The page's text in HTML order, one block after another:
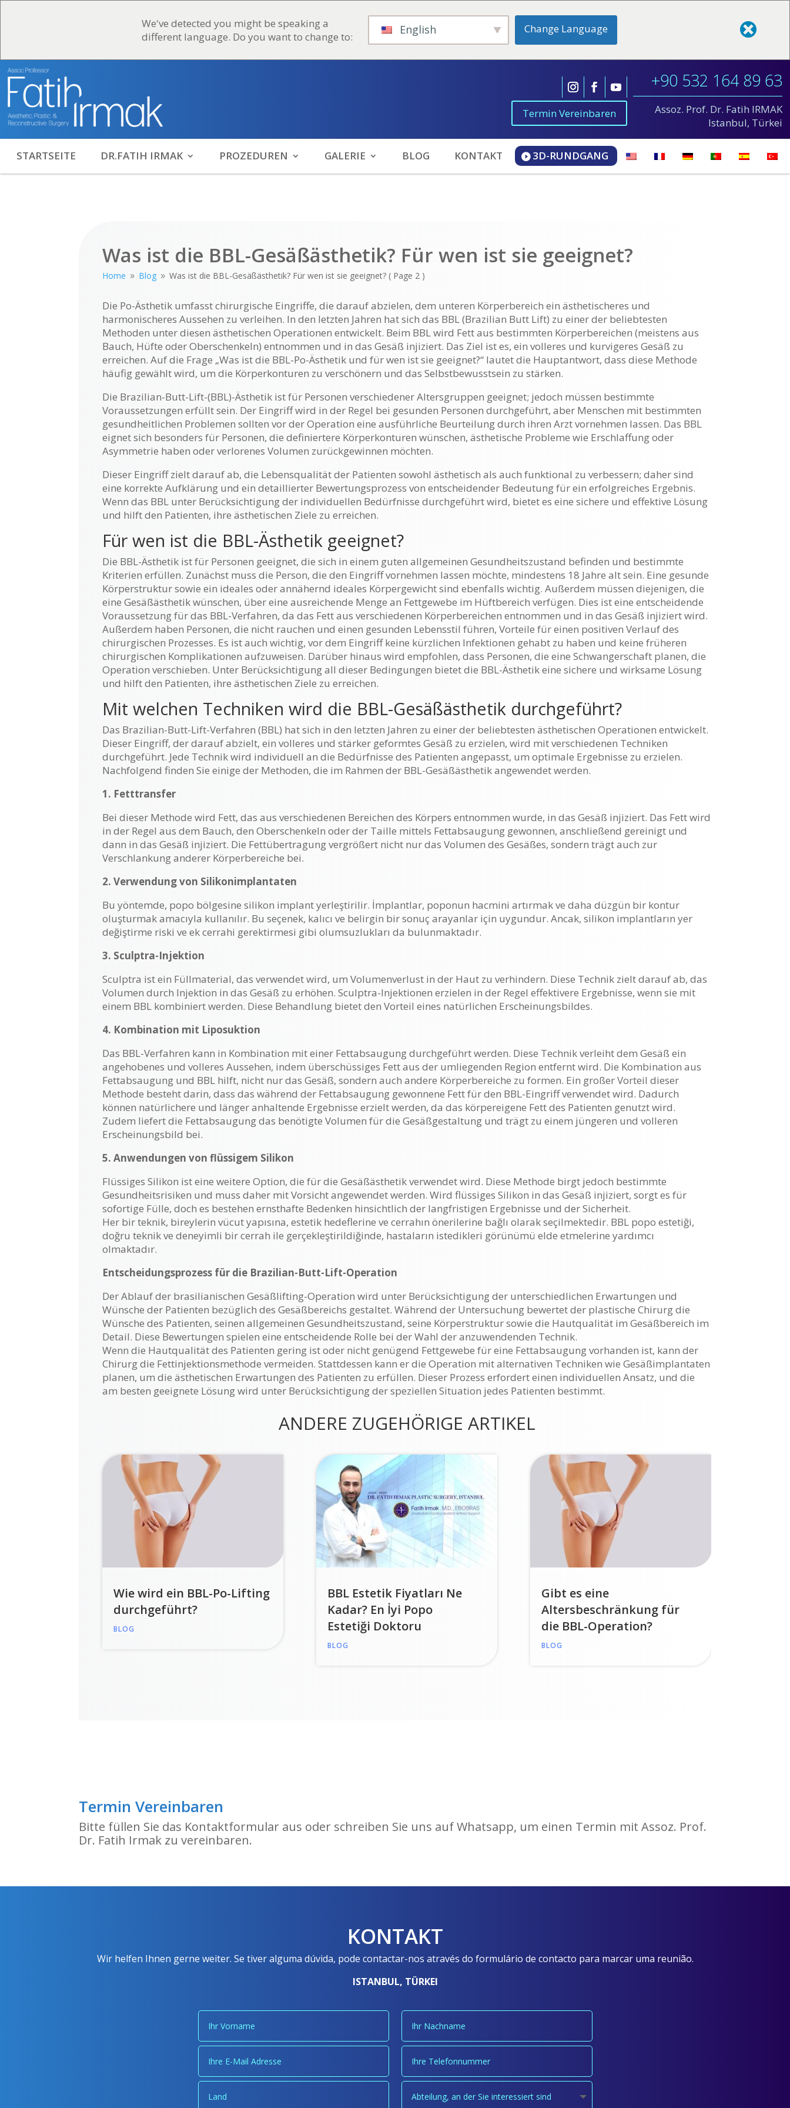
We've detected you might be speaking a
different language. Do you want to change to:
English Change Language
Termin Vereinbaren
+90 532 164 89 63
Assoz. Prof. Dr. Fatih IRMAK
Istanbul, Türkei
STARTSEITE DR.FATIH IRMAK PROZEDUREN GALERIE BLOG KONTAKT 3D-RUNDGANG
Was ist die BBL-Gesäßästhetik? Für wen ist sie geeignet?
Home 9 Blog 9 Was ist die BBL-Gesäßästhetik? Für wen ist sie geeignet? ( Page 2 )
Die Po-Ästhetik umfasst chirurgische Eingriffe, die darauf abzielen, dem unteren Körperbereich ein ästhetischeres und
harmonischeres Aussehen zu verleihen. In den letzten Jahren hat sich das BBL (Brazilian Butt Lift) zu einer der beliebtesten
Methoden unter diesen ästhetischen Operationen entwickelt. Beim BBL wird Fett aus bestimmten Körperbereichen (meistens aus
Bauch, Hüfte oder Oberschenkeln) entnommen und in das Gesäß injiziert. Das Ziel ist es, ein volleres und kurvigeres Gesäß zu
erreichen. Auf die Frage „Was ist die BBL-Po-Ästhetik und für wen ist sie geeignet?“ lautet die Hauptantwort, dass diese Methode
häufig gewählt wird, um die Körperkonturen zu verschönern und das Selbstbewusstsein zu stärken.
Die Brazilian-Butt-Lift-(BBL)-Ästhetik ist für Personen verschiedener Altersgruppen geeignet; jedoch müssen bestimmte
Voraussetzungen erfüllt sein. Der Eingriff wird in der Regel bei gesunden Personen durchgeführt, aber Menschen mit bestimmten
gesundheitlichen Problemen sollten vor der Operation eine ausführliche Beurteilung durch ihren Arzt vornehmen lassen. Das BBL
eignet sich besonders für Personen, die definiertere Körperkonturen wünschen, ästhetische Probleme wie Erschlaffung oder
Asymmetrie haben oder verlorenes Volumen zurückgewinnen möchten.
Dieser Eingriff zielt darauf ab, die Lebensqualität der Patienten sowohl ästhetisch als auch funktional zu verbessern; daher sind
eine korrekte Aufklärung und ein detaillierter Bewertungsprozess von entscheidender Bedeutung für ein erfolgreiches Ergebnis.
Wenn das BBL unter Berücksichtigung der individuellen Bedürfnisse durchgeführt wird, bietet es eine sichere und effektive Lösung
und hilft den Patienten, ihre ästhetischen Ziele zu erreichen.
Für wen ist die BBL-Ästhetik geeignet?
Die BBL-Ästhetik ist für Personen geeignet, die sich in einem guten allgemeinen Gesundheitszustand befinden und bestimmte
Kriterien erfüllen. Zunächst muss die Person, die den Eingriff vornehmen lassen möchte, mindestens 18 Jahre alt sein. Eine gesunde
Körperstruktur sowie ein ideales oder annähernd ideales Körpergewicht sind ebenfalls wichtig. Außerdem müssen diejenigen, die
eine Gesäßästhetik wünschen, über eine ausreichende Menge an Fettgewebe im Hüftbereich verfügen. Dies ist eine entscheidende
Voraussetzung für das BBL-Verfahren, da das Fett aus verschiedenen Körperbereichen entnommen und in das Gesäß injiziert wird.
Außerdem haben Personen, die nicht rauchen und einen gesunden Lebensstil führen, Vorteile für einen positiven Verlauf des
chirurgischen Prozesses. Es ist auch wichtig, vor dem Eingriff keine kürzlichen Infektionen gehabt zu haben und keine früheren
chirurgischen Komplikationen aufzuweisen. Darüber hinaus wird empfohlen, dass Personen, die eine Schwangerschaft planen, die
Operation verschieben. Unter Berücksichtigung all dieser Bedingungen bietet die BBL-Ästhetik eine sichere und wirksame Lösung
und hilft den Patienten, ihre ästhetischen Ziele zu erreichen.
Mit welchen Techniken wird die BBL-Gesäßästhetik durchgeführt?
Das Brazilian-Butt-Lift-Verfahren (BBL) hat sich in den letzten Jahren zu einer der beliebtesten ästhetischen Operationen entwickelt.
Dieser Eingriff, der darauf abzielt, ein volleres und stärker geformtes Gesäß zu erzielen, wird mit verschiedenen Techniken
durchgeführt. Jede Technik wird individuell an die Bedürfnisse des Patienten angepasst, um optimale Ergebnisse zu erzielen.
Nachfolgend finden Sie einige der Methoden, die im Rahmen der BBL-Gesäßästhetik angewendet werden.
1. Fetttransfer
Bei dieser Methode wird Fett, das aus verschiedenen Bereichen des Körpers entnommen wurde, in das Gesäß injiziert. Das Fett wird
in der Regel aus dem Bauch, den Oberschenkeln oder der Taille mittels Fettabsaugung gewonnen, anschließend gereinigt und
dann in das Gesäß injiziert. Die Fettübertragung vergrößert nicht nur das Volumen des Gesäßes, sondern trägt auch zur
Verschlankung anderer Körperbereiche bei.
2. Verwendung von Silikonimplantaten
Bu yöntemde, popo bölgesine silikon implant yerleştirilir. İmplantlar, poponun hacmini artırmak ve daha düzgün bir kontur
oluşturmak amacıyla kullanılır. Bu seçenek, kalıcı ve belirgin bir sonuç arayanlar için uygundur. Ancak, silikon implantların yer
değiştirme riski ve ek cerrahi gerektirmesi gibi olumsuzlukları da bulunmaktadır.
3. Sculptra-Injektion
Sculptra ist ein Füllmaterial, das verwendet wird, um Volumenverlust in der Haut zu verhindern. Diese Technik zielt darauf ab, das
Volumen durch Injektion in das Gesäß zu erhöhen. Sculptra-Injektionen erzielen in der Regel effektivere Ergebnisse, wenn sie mit
einem BBL kombiniert werden. Diese Behandlung bietet den Vorteil eines natürlichen Erscheinungsbildes.
4. Kombination mit Liposuktion
Das BBL-Verfahren kann in Kombination mit einer Fettabsaugung durchgeführt werden. Diese Technik verleiht dem Gesäß ein
angehobenes und volleres Aussehen, indem überschüssiges Fett aus der umliegenden Region entfernt wird. Die Kombination aus
Fettabsaugung und BBL hilft, nicht nur das Gesäß, sondern auch andere Körperbereiche zu formen. Ein großer Vorteil dieser
Methode besteht darin, dass das während der Fettabsaugung gewonnene Fett für den BBL-Eingriff verwendet wird. Dadurch
können natürlichere und länger anhaltende Ergebnisse erzielt werden, da das körpereigene Fett des Patienten genutzt wird.
Zudem liefert die Fettabsaugung das benötigte Volumen für die Gesäßgestaltung und trägt zu einem jüngeren und volleren
Erscheinungsbild bei.
5. Anwendungen von flüssigem Silikon
Flüssiges Silikon ist eine weitere Option, die für die Gesäßästhetik verwendet wird. Diese Methode birgt jedoch bestimmte
Gesundheitsrisiken und muss daher mit Vorsicht angewendet werden. Wird flüssiges Silikon in das Gesäß injiziert, sorgt es für
sofortige Fülle, doch es bestehen ernsthafte Bedenken hinsichtlich der langfristigen Ergebnisse und der Sicherheit.
Her bir teknik, bireylerin vücut yapısına, estetik hedeflerine ve cerrahın önerilerine bağlı olarak seçilmektedir. BBL popo estetiği,
doğru teknik ve deneyimli bir cerrah ile gerçekleştirildiğinde, hastaların istedikleri görünümü elde etmelerine yardımcı
olmaktadır.
Entscheidungsprozess für die Brazilian-Butt-Lift-Operation
Der Ablauf der brasilianischen Gesäßlifting-Operation wird unter Berücksichtigung der unterschiedlichen Erwartungen und
Wünsche der Patienten bezüglich des Gesäßbereichs gestaltet. Während der Untersuchung bewertet der plastische Chirurg die
Wünsche des Patienten, seinen allgemeinen Gesundheitszustand, seine Körperstruktur sowie die Hautqualität im Gesäßbereich im
Detail. Diese Bewertungen spielen eine entscheidende Rolle bei der Wahl der anzuwendenden Technik.
Wenn die Hautqualität des Patienten gering ist oder nicht genügend Fettgewebe für eine Fettabsaugung vorhanden ist, kann der
Chirurg die Fettinjektionsmethode vermeiden. Stattdessen kann er die Operation mit alternativen Techniken wie Gesäßimplantaten
planen, um die ästhetischen Erwartungen des Patienten zu erfüllen. Dieser Prozess erfordert einen individuellen Ansatz, und die
am besten geeignete Lösung wird unter Berücksichtigung der speziellen Situation jedes Patienten bestimmt.
ANDERE ZUGEHÖRIGE ARTIKEL
Wie wird ein BBL-Po-Lifting
durchgeführt?
BLOG
BBL Estetik Fiyatları Ne
Kadar? En İyi Popo
Estetiği Doktoru
BLOG
Gibt es eine
Altersbeschränkung für
die BBL-Operation?
BLOG
Termin Vereinbaren
Bitte füllen Sie das Kontaktformular aus oder schreiben Sie uns auf Whatsapp, um einen Termin mit Assoz. Prof.
Dr. Fatih Irmak zu vereinbaren.
KONTAKT
Wir helfen Ihnen gerne weiter. Se tiver alguma dúvida, pode contactar-nos através do formulário de contacto para marcar uma reunião.
ISTANBUL, TÜRKEI